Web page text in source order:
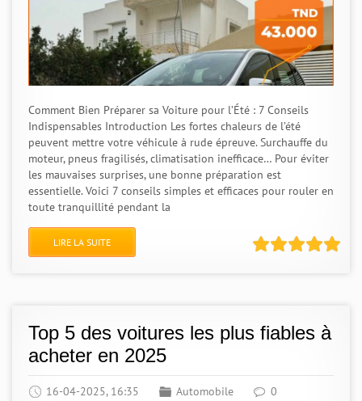
Comment Bien Préparer sa Voiture pour l’Été : 7 Conseils
Indispensables Introduction Les fortes chaleurs de l’été
peuvent mettre votre véhicule à rude épreuve. Surchauffe du
moteur, pneus fragilisés, climatisation inefficace… Pour éviter
les mauvaises surprises, une bonne préparation est
essentielle. Voici 7 conseils simples et efficaces pour rouler en
toute tranquillité pendant la
LIRE LA SUITE
Top 5 des voitures les plus fiables à
acheter en 2025
16-04-2025, 16:35 Automobile 0